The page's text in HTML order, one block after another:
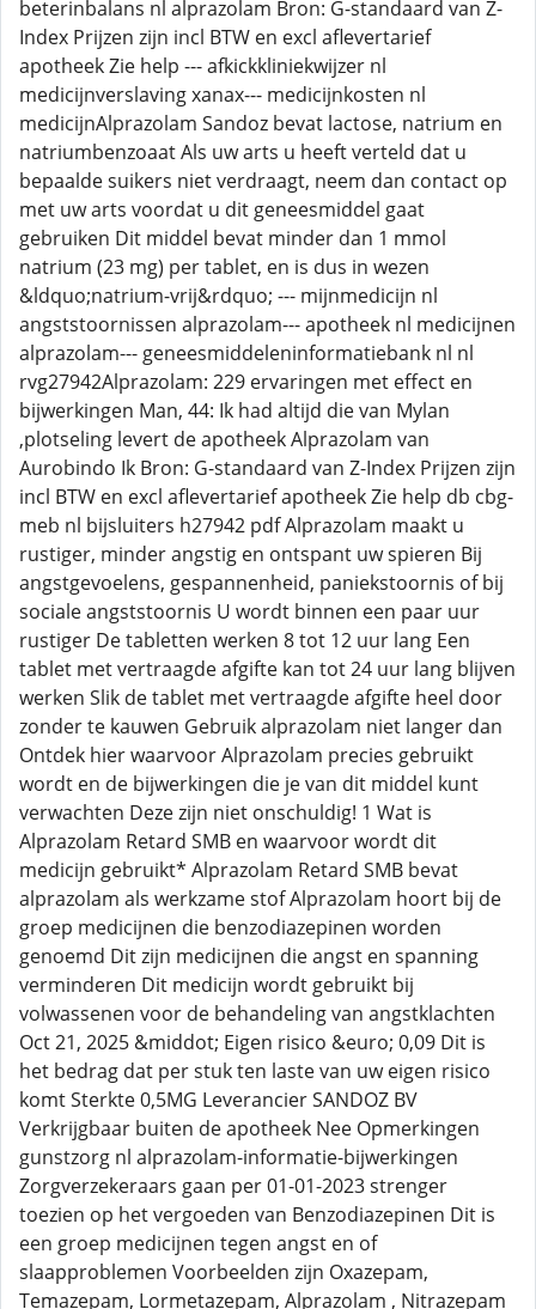
beterinbalans nl alprazolam Bron: G-standaard van Z-
Index Prijzen zijn incl BTW en excl aflevertarief
apotheek Zie help --- afkickkliniekwijzer nl
medicijnverslaving xanax--- medicijnkosten nl
medicijnAlprazolam Sandoz bevat lactose, natrium en
natriumbenzoaat Als uw arts u heeft verteld dat u
bepaalde suikers niet verdraagt, neem dan contact op
met uw arts voordat u dit geneesmiddel gaat
gebruiken Dit middel bevat minder dan 1 mmol
natrium (23 mg) per tablet, en is dus in wezen
&ldquo;natrium-vrij&rdquo; --- mijnmedicijn nl
angststoornissen alprazolam--- apotheek nl medicijnen
alprazolam--- geneesmiddeleninformatiebank nl nl
rvg27942Alprazolam: 229 ervaringen met effect en
bijwerkingen Man, 44: Ik had altijd die van Mylan
,plotseling levert de apotheek Alprazolam van
Aurobindo Ik Bron: G-standaard van Z-Index Prijzen zijn
incl BTW en excl aflevertarief apotheek Zie help db cbg-
meb nl bijsluiters h27942 pdf Alprazolam maakt u
rustiger, minder angstig en ontspant uw spieren Bij
angstgevoelens, gespannenheid, paniekstoornis of bij
sociale angststoornis U wordt binnen een paar uur
rustiger De tabletten werken 8 tot 12 uur lang Een
tablet met vertraagde afgifte kan tot 24 uur lang blijven
werken Slik de tablet met vertraagde afgifte heel door
zonder te kauwen Gebruik alprazolam niet langer dan
Ontdek hier waarvoor Alprazolam precies gebruikt
wordt en de bijwerkingen die je van dit middel kunt
verwachten Deze zijn niet onschuldig! 1 Wat is
Alprazolam Retard SMB en waarvoor wordt dit
medicijn gebruikt* Alprazolam Retard SMB bevat
alprazolam als werkzame stof Alprazolam hoort bij de
groep medicijnen die benzodiazepinen worden
genoemd Dit zijn medicijnen die angst en spanning
verminderen Dit medicijn wordt gebruikt bij
volwassenen voor de behandeling van angstklachten
Oct 21, 2025 &middot; Eigen risico &euro; 0,09 Dit is
het bedrag dat per stuk ten laste van uw eigen risico
komt Sterkte 0,5MG Leverancier SANDOZ BV
Verkrijgbaar buiten de apotheek Nee Opmerkingen
gunstzorg nl alprazolam-informatie-bijwerkingen
Zorgverzekeraars gaan per 01-01-2023 strenger
toezien op het vergoeden van Benzodiazepinen Dit is
een groep medicijnen tegen angst en of
slaapproblemen Voorbeelden zijn Oxazepam,
Temazepam, Lormetazepam, Alprazolam , Nitrazepam